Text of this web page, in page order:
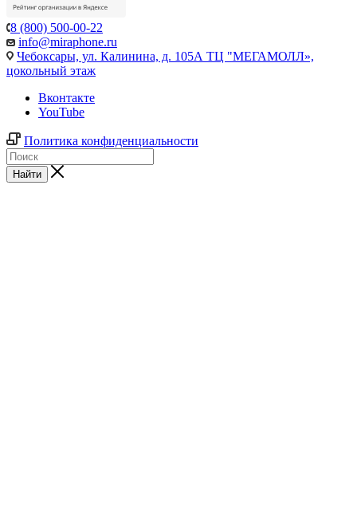
8 (800) 500-00-22
info@miraphone.ru
Чебоксары, ул. Калинина, д. 105А ТЦ "МЕГАМОЛЛ»,
цокольный этаж
Вконтакте
YouTube
Политика конфиденциальности
Найти